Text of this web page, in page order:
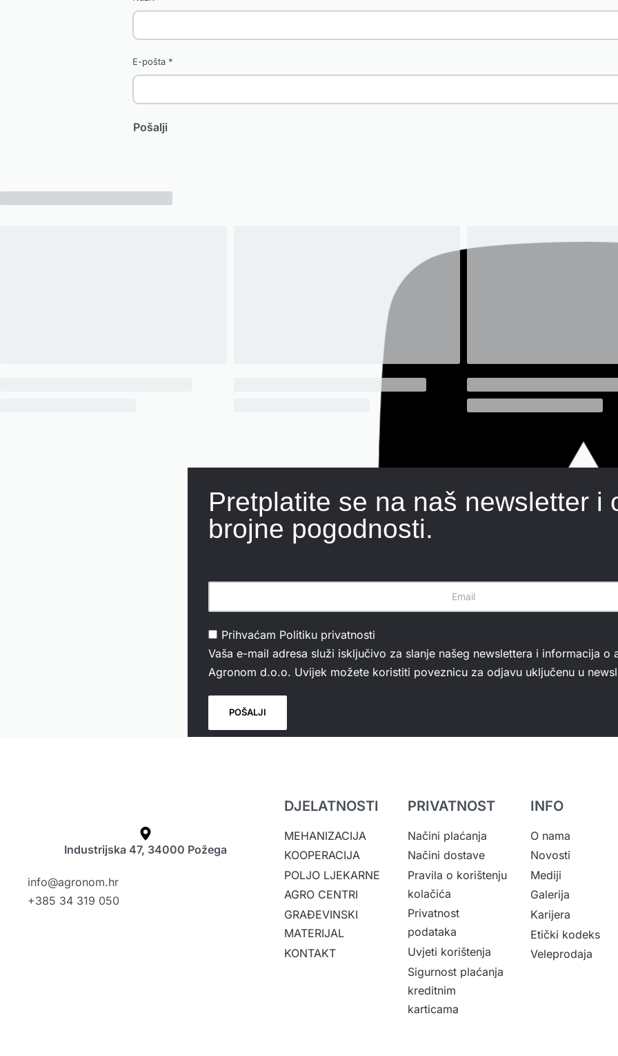
E-pošta *
Pretplatite se na naš newsletter i
brojne pogodnosti.
Prihvaćam Politiku privatnosti
Vaša e-mail adresa služi isključivo za slanje našeg newslettera i informacija o
Agronom d.o.o. Uvijek možete koristiti poveznicu za odjavu uključenu u
Industrijska 47, 34000 Požega
info@agronom.hr
+385 34 319 050
DJELATNOSTI
MEHANIZACIJA
KOOPERACIJA
POLJO LJEKARNE
AGRO CENTRI
GRAĐEVINSKI
MATERIJAL
KONTAKT
PRIVATNOST
Načini plaćanja
Načini dostave
Pravila o korištenju
kolačića
Privatnost
podataka
Uvjeti korištenja
Sigurnost plaćanja
kreditnim
karticama
INFO
O nama
Novosti
Mediji
Galerija
Karijera
Etički kodeks
Veleprodaja